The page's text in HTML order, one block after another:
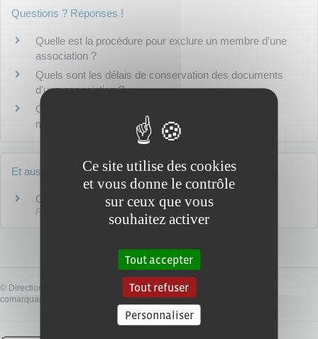
Questions ? Réponses !
Quelle est la procédure pour exclure un membre d'une
association ?
Quels sont les délais de conservation des documents
d'une association ?
Comment obtenir le récépissé de déclaration de
modification d'une association ?
Et aussi
Création d'une association
Formalités administratives d'une association
© Direction de l'information légale et administrative
comarquage developpé par
baseo.io
Ce site utilise des cookies
et vous donne le contrôle
sur ceux que vous
souhaitez activer
Tout accepter
Tout refuser
Personnaliser